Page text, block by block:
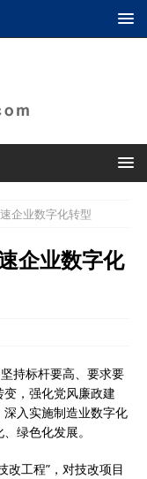
企业数字化转型
企业数字化
持标杆要高、要求要
，强化党风廉政建
入实施制造业数字化
绿色化发展。
改工程”，对技改项目